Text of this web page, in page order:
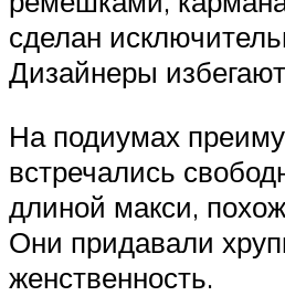
сделан
Дизайнеры
На подиумах
встречались
длиной макси,
Они придавали
женственность.